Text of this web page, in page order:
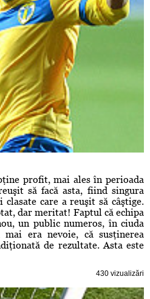
profit, mai ales în perioada
să facă asta, fiind singura
care a reuşit să câştige.
dar meritat! Faptul că echipa
un public numeros, în ciuda
era nevoie, că susţinerea
de rezultate. Asta este
430 vizualizări